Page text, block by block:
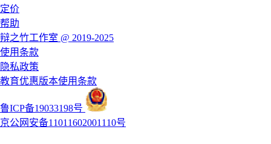
定价
帮助
辩之竹工作室 @ 2019-2025
使用条款
隐私政策
教育优惠版本使用条款
鲁ICP备19033198号
京公网安备11011602001110号